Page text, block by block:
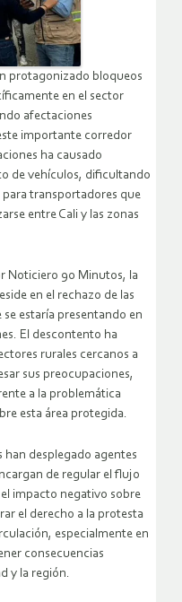
protagonizado bloqueos
en el sector
afectaciones
importante corredor
ha causado
de vehículos, dificultando
transportadores que
entre Cali y las zonas
Noticiero 90 Minutos, la
en el rechazo de las
estaría presentando en
El descontento ha
rurales cercanos a
sus preocupaciones,
a la problemática
esta área protegida.
desplegado agentes
de regular el flujo
impacto negativo sobre
el derecho a la protesta
especialmente en
consecuencias
y la región.